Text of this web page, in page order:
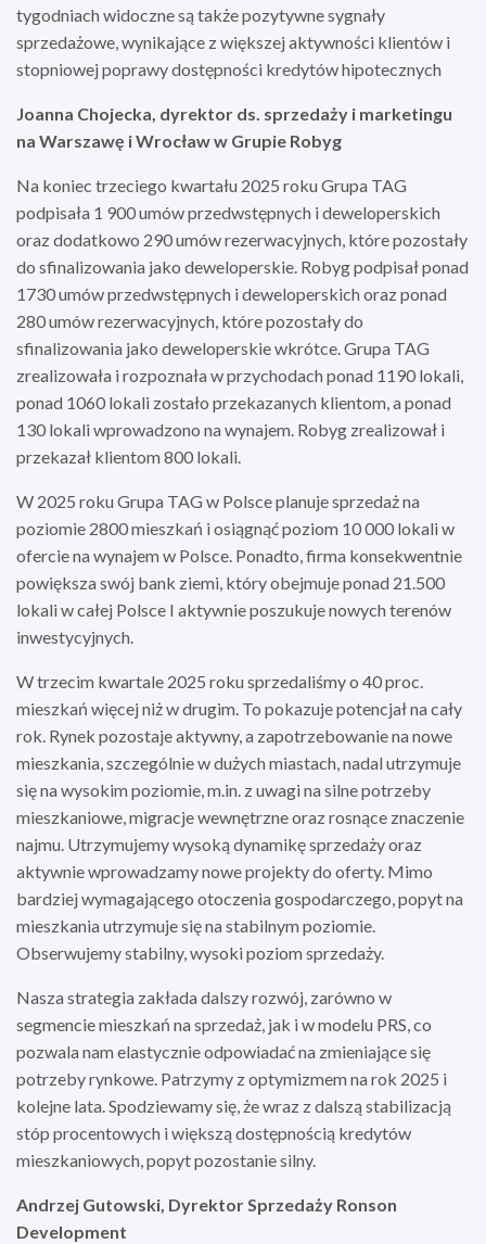
tygodniach widoczne są także pozytywne sygnały
sprzedażowe, wynikające z większej aktywności klientów i
stopniowej poprawy dostępności kredytów hipotecznych
Joanna Chojecka, dyrektor ds. sprzedaży i marketingu
na Warszawę i Wrocław w Grupie Robyg
Na koniec trzeciego kwartału 2025 roku Grupa TAG
podpisała 1 900 umów przedwstępnych i deweloperskich
oraz dodatkowo 290 umów rezerwacyjnych, które pozostały
do sfinalizowania jako deweloperskie. Robyg podpisał ponad
1730 umów przedwstępnych i deweloperskich oraz ponad
280 umów rezerwacyjnych, które pozostały do
sfinalizowania jako deweloperskie wkrótce. Grupa TAG
zrealizowała i rozpoznała w przychodach ponad 1190 lokali,
ponad 1060 lokali zostało przekazanych klientom, a ponad
130 lokali wprowadzono na wynajem. Robyg zrealizował i
przekazał klientom 800 lokali.
W 2025 roku Grupa TAG w Polsce planuje sprzedaż na
poziomie 2800 mieszkań i osiągnąć poziom 10 000 lokali w
ofercie na wynajem w Polsce. Ponadto, firma konsekwentnie
powiększa swój bank ziemi, który obejmuje ponad 21.500
lokali w całej Polsce I aktywnie poszukuje nowych terenów
inwestycyjnych.
W trzecim kwartale 2025 roku sprzedaliśmy o 40 proc.
mieszkań więcej niż w drugim. To pokazuje potencjał na cały
rok. Rynek pozostaje aktywny, a zapotrzebowanie na nowe
mieszkania, szczególnie w dużych miastach, nadal utrzymuje
się na wysokim poziomie, m.in. z uwagi na silne potrzeby
mieszkaniowe, migracje wewnętrzne oraz rosnące znaczenie
najmu. Utrzymujemy wysoką dynamikę sprzedaży oraz
aktywnie wprowadzamy nowe projekty do oferty. Mimo
bardziej wymagającego otoczenia gospodarczego, popyt na
mieszkania utrzymuje się na stabilnym poziomie.
Obserwujemy stabilny, wysoki poziom sprzedaży.
Nasza strategia zakłada dalszy rozwój, zarówno w
segmencie mieszkań na sprzedaż, jak i w modelu PRS, co
pozwala nam elastycznie odpowiadać na zmieniające się
potrzeby rynkowe. Patrzymy z optymizmem na rok 2025 i
kolejne lata. Spodziewamy się, że wraz z dalszą stabilizacją
stóp procentowych i większą dostępnością kredytów
mieszkaniowych, popyt pozostanie silny.
Andrzej Gutowski, Dyrektor Sprzedaży Ronson
Development